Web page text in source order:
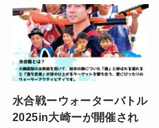
水合戦ーウォーターバトル
2025in大崎ーが開催され